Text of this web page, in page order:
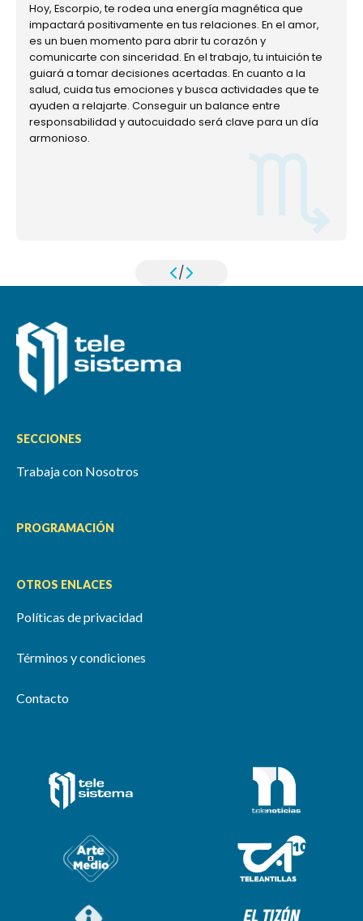
Hoy, Escorpio, te rodea una energía magnética que
impactará positivamente en tus relaciones. En el amor,
es un buen momento para abrir tu corazón y
comunicarte con sinceridad. En el trabajo, tu intuición te
guiará a tomar decisiones acertadas. En cuanto a la
salud, cuida tus emociones y busca actividades que te
ayuden a relajarte. Conseguir un balance entre
responsabilidad y autocuidado será clave para un día
armonioso.
/
SECCIONES
Trabaja con Nosotros
PROGRAMACIÓN
OTROS ENLACES
Políticas de privacidad
Términos y condiciones
Contacto